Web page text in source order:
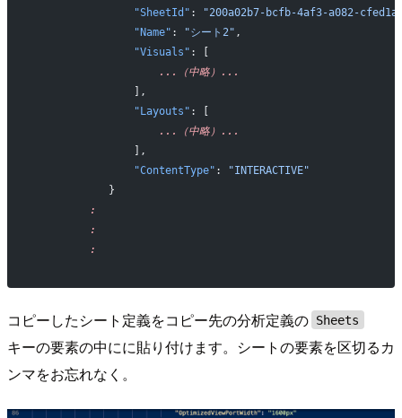
                "SheetId"
:
"200a02b7-bcfb-4af3-a082-
                "Name"
: "シート2" ,
                "Visuals"
: [
                    ...（中略）...
                ],
                "Layouts"
: [
                    ...（中略）...
                ],
                "ContentType"
:
"INTERACTIVE"
            }
         :
         :
         :
コピーしたシート定義をコピー先の分析定義の Sheets
キーの要素の中にに貼り付けます。シートの要素を区切るカ
ンマをお忘れなく。